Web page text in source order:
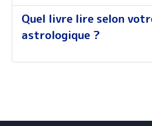
Quel livre lire selon
astrologique ?